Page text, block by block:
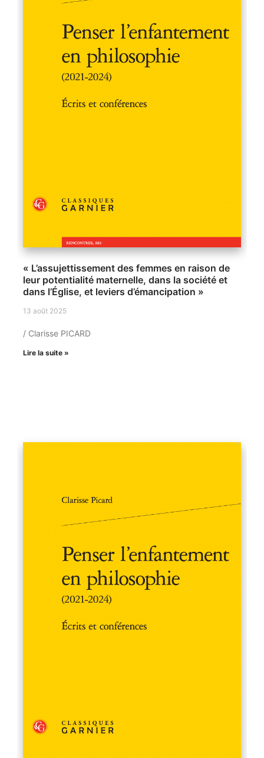
« L’assujettissement des femmes en raison de
leur potentialité maternelle, dans la société et
dans l’Église, et leviers d’émancipation »
13 août 2025
/ Clarisse PICARD
Lire la suite »